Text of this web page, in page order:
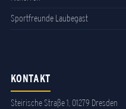
Sportfreunde Laubegast
KONTAKT
Steirische Straße 1, 01279 Dresden